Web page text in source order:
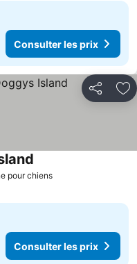
Consulter les prix
Partager
pour chiensConsulter les
Consulter les prix